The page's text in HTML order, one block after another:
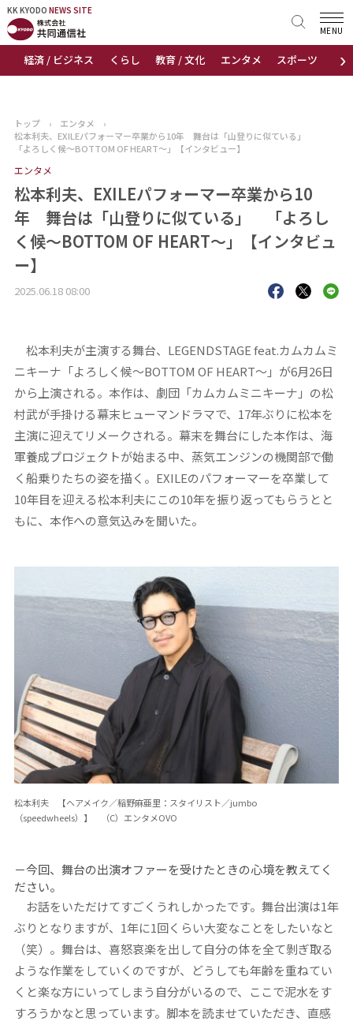
KK KYODO NEWS SITE
›
経済 / ビジネス くらし 教育 / 文化 エンタメ スポーツ 地域
MENU
KK KYODONEWS SITE
トップページ
ニュース
おすすめコンテンツ
出版物
会社概要
トップ › エンタメ
›
松本利夫、EXILEパフォーマー卒業から10年 舞台は「山登りに似ている」
「よろしく候～BOTTOM OF HEART～」【インタビュー】
エンタメ
松本利夫、EXILEパフォーマー卒業から10
年 舞台は「山登りに似ている」 「よろし
く候～BOTTOM OF HEART～」【インタビュ
ー】
2025.06.18 08:00
松本利夫が主演する舞台、LEGENDSTAGE feat.カムカムミ
ニキーナ「よろしく候～BOTTOM OF HEART～」が6月26日
から上演される。本作は、劇団「カムカムミニキーナ」の松
村武が手掛ける幕末ヒューマンドラマで、17年ぶりに松本を
主演に迎えてリメークされる。幕末を舞台にした本作は、海
軍養成プロジェクトが始まる中、蒸気エンジンの機関部で働
く船乗りたちの姿を描く。EXILEのパフォーマーを卒業して
10年目を迎える松本利夫にこの10年を振り返ってもらうとと
もに、本作への意気込みを聞いた。
松本利夫 【ヘアメイク／稲野麻亜里：スタイリスト／jumbo
（speedwheels）】 （C）エンタメOVO
－今回、舞台の出演オファーを受けたときの心境を教えてく
ださい。
お話をいただけてすごくうれしかったです。舞台出演は1年
ぶりとなりますが、1年に1回くらい大変なことをしたいなと
（笑）。舞台は、喜怒哀楽を出して自分の体を全て剝ぎ取る
ような作業をしていくのですが、どうしても年齢を重ねてい
くと楽な方にいってしまう自分がいるので、ここで泥水をす
すろうかなと思っています。脚本を読ませていただき、直感